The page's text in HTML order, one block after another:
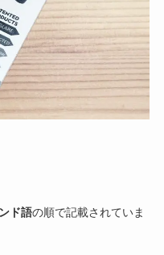
ド語の順で記載されていま